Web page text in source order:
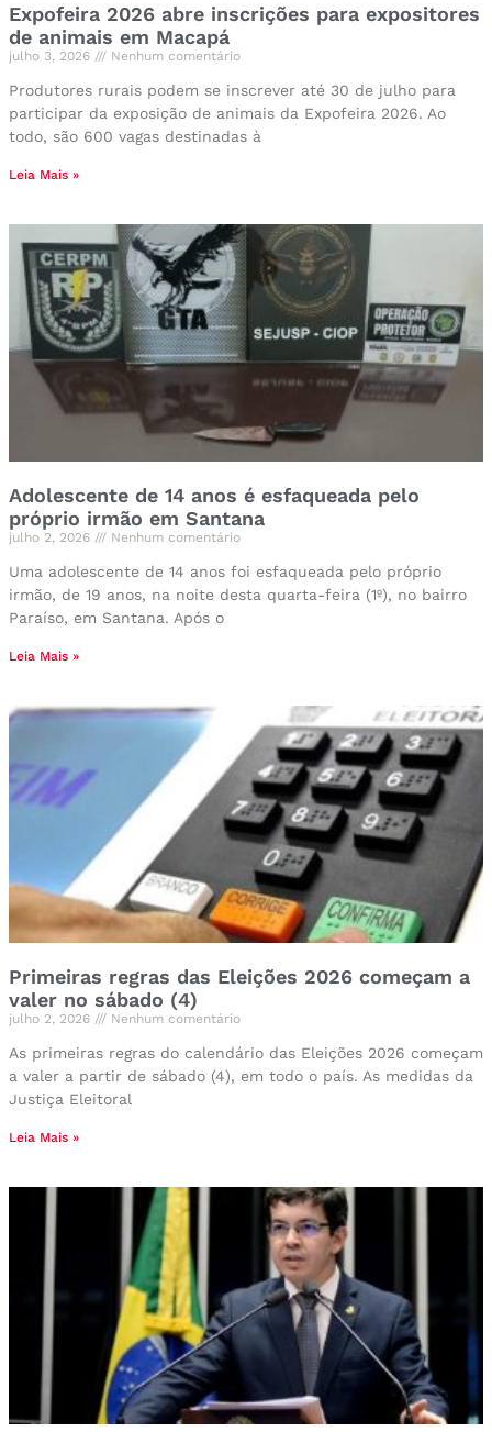
Expofeira 2026 abre inscrições para expositores
de animais em Macapá
julho 3, 2026 Nenhum comentário
Produtores rurais podem se inscrever até 30 de julho para
participar da exposição de animais da Expofeira 2026. Ao
todo, são 600 vagas destinadas à
Leia Mais »
Adolescente de 14 anos é esfaqueada pelo
próprio irmão em Santana
julho 2, 2026 Nenhum comentário
Uma adolescente de 14 anos foi esfaqueada pelo próprio
irmão, de 19 anos, na noite desta quarta-feira (1º), no bairro
Paraíso, em Santana. Após o
Leia Mais »
Primeiras regras das Eleições 2026 começam a
valer no sábado (4)
julho 2, 2026 Nenhum comentário
As primeiras regras do calendário das Eleições 2026 começam
a valer a partir de sábado (4), em todo o país. As medidas da
Justiça Eleitoral
Leia Mais »